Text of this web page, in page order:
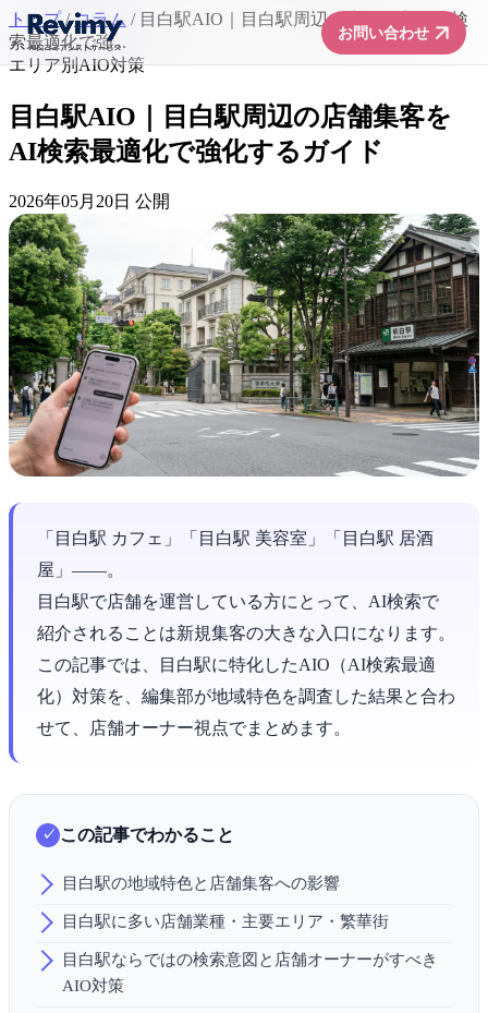
お問い合わせarrow_forward
トップ / コラム / 目白駅AIO｜目白駅周辺の店舗集客をAI検
索最適化で強...
エリア別AIO対策
目白駅AIO｜目白駅周辺の店舗集客を
AI検索最適化で強化するガイド
2026年05月20日 公開
「目白駅 カフェ」「目白駅 美容室」「目白駅 居酒
屋」――。
目白駅で店舗を運営している方にとって、AI検索で
紹介されることは新規集客の大きな入口になります。
この記事では、目白駅に特化したAIO（AI検索最適
化）対策を、編集部が地域特色を調査した結果と合わ
せて、店舗オーナー視点でまとめます。
この記事でわかること
目白駅の地域特色と店舗集客への影響
目白駅に多い店舗業種・主要エリア・繁華街
目白駅ならではの検索意図と店舗オーナーがすべき
AIO対策